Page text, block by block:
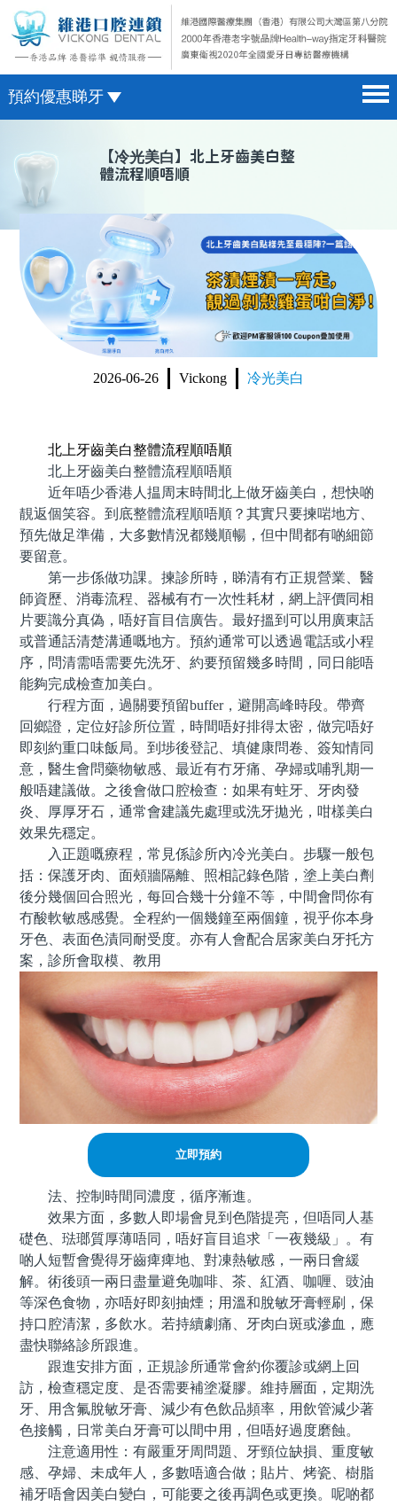
預約優惠睇牙
醫院簡介 hospital introduction
醫生介紹 doctor introduction
醫療新聞 medical news
種植牙 dental implant
箍牙 orthodontics
收費標準 change standard
微信預約
WhatsApp預約
【冷光美白】北上牙齒美白整
體流程順唔順
2026-06-26 Vickong 冷光美白
北上牙齒美白整體流程順唔順
北上牙齒美白整體流程順唔順
近年唔少香港人揾周末時間北上做牙齒美白，想快啲
靚返個笑容。到底整體流程順唔順？其實只要揀啱地方、
預先做足準備，大多數情況都幾順暢，但中間都有啲細節
要留意。
第一步係做功課。揀診所時，睇清有冇正規營業、醫
師資歷、消毒流程、器械有冇一次性耗材，網上評價同相
片要識分真偽，唔好盲目信廣告。最好搵到可以用廣東話
或普通話清楚溝通嘅地方。預約通常可以透過電話或小程
序，問清需唔需要先洗牙、約要預留幾多時間，同日能唔
能夠完成檢查加美白。
行程方面，過關要預留buffer，避開高峰時段。帶齊
回鄉證，定位好診所位置，時間唔好排得太密，做完唔好
即刻約重口味飯局。到埗後登記、填健康問卷、簽知情同
意，醫生會問藥物敏感、最近有冇牙痛、孕婦或哺乳期一
般唔建議做。之後會做口腔檢查：如果有蛀牙、牙肉發
炎、厚厚牙石，通常會建議先處理或洗牙拋光，咁樣美白
效果先穩定。
入正題嘅療程，常見係診所內冷光美白。步驟一般包
括：保護牙肉、面頰牆隔離、照相記錄色階，塗上美白劑
後分幾個回合照光，每回合幾十分鐘不等，中間會問你有
冇酸軟敏感感覺。全程約一個幾鐘至兩個鐘，視乎你本身
牙色、表面色漬同耐受度。亦有人會配合居家美白牙托方
案，診所會取模、教用
立即預約
法、控制時間同濃度，循序漸進。
效果方面，多數人即場會見到色階提亮，但唔同人基
礎色、琺瑯質厚薄唔同，唔好盲目追求「一夜幾級」。有
啲人短暫會覺得牙齒痺痺地、對凍熱敏感，一兩日會緩
解。術後頭一兩日盡量避免咖啡、茶、紅酒、咖喱、豉油
等深色食物，亦唔好即刻抽煙；用溫和脫敏牙膏輕刷，保
持口腔清潔，多飲水。若持續劇痛、牙肉白斑或滲血，應
盡快聯絡診所跟進。
跟進安排方面，正規診所通常會約你覆診或網上回
訪，檢查穩定度、是否需要補塗凝膠。維持層面，定期洗
牙、用含氟脫敏牙膏、減少有色飲品頻率，用飲管減少著
色接觸，日常美白牙膏可以間中用，但唔好過度磨蝕。
注意適用性：有嚴重牙周問題、牙頸位缺損、重度敏
感、孕婦、未成年人，多數唔適合做；貼片、烤瓷、樹脂
補牙唔會因美白變白，可能要之後再調色或更換。呢啲都